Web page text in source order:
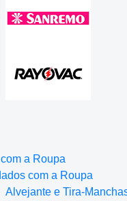
a Roupa
com a Roupa
Alvejante e Tira-